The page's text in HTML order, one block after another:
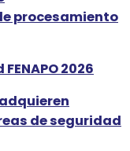
procesamiento
2026
de seguridad